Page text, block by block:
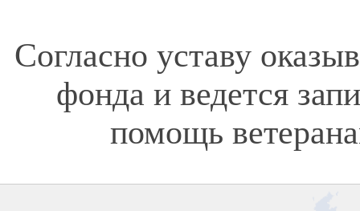
Согласно уставу
фонда и ведется
помощь